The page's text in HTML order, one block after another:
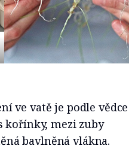
ve vatě je podle vědce
kořínky, mezi zuby
bavlněná vlákna.